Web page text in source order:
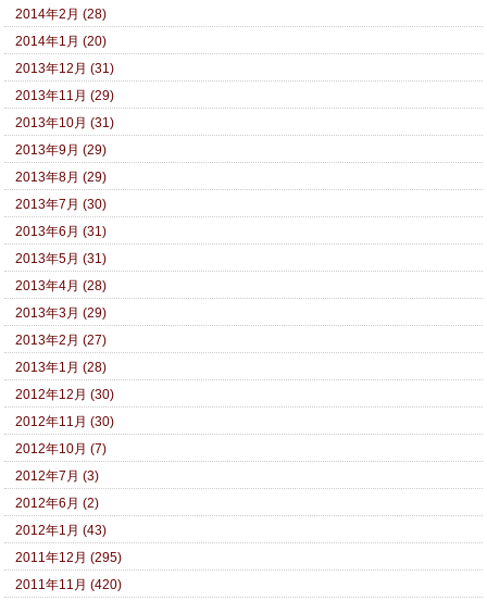
2014年2月 (28)
2014年1月 (20)
2013年12月 (31)
2013年11月 (29)
2013年10月 (31)
2013年9月 (29)
2013年8月 (29)
2013年7月 (30)
2013年6月 (31)
2013年5月 (31)
2013年4月 (28)
2013年3月 (29)
2013年2月 (27)
2013年1月 (28)
2012年12月 (30)
2012年11月 (30)
2012年10月 (7)
2012年7月 (3)
2012年6月 (2)
2012年1月 (43)
2011年12月 (295)
2011年11月 (420)